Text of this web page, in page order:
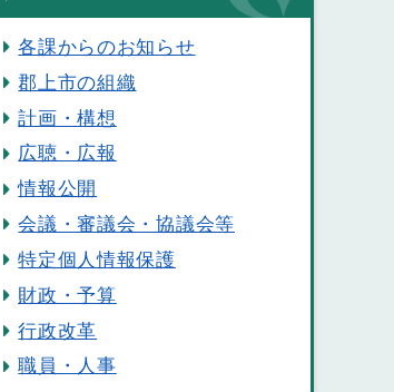
各課からのお知らせ
郡上市の組織
計画・構想
広聴・広報
情報公開
会議・審議会・協議会等
特定個人情報保護
財政・予算
行政改革
職員・人事